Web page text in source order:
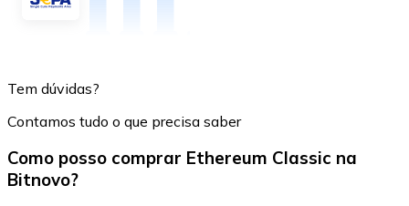
Tem dúvidas?
Contamos tudo o que precisa saber
Como posso comprar Ethereum Classic na
Bitnovo?